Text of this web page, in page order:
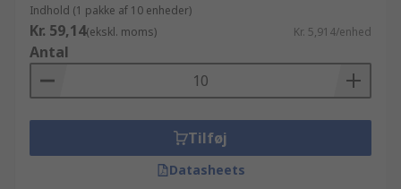
Indhold (1 pakke af 10 enheder)
Kr. 59,14(ekskl. moms) Kr. 5,914/enhed
Antal
Tilføj
Datasheets